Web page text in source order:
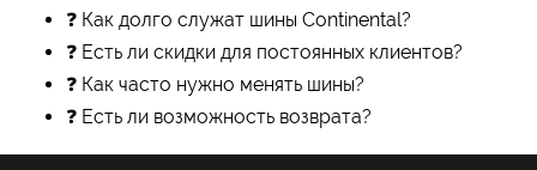
❓ Как долго служат шины Continental?
❓ Есть ли скидки для постоянных клиентов?
❓ Как часто нужно менять шины?
❓ Есть ли возможность возврата?